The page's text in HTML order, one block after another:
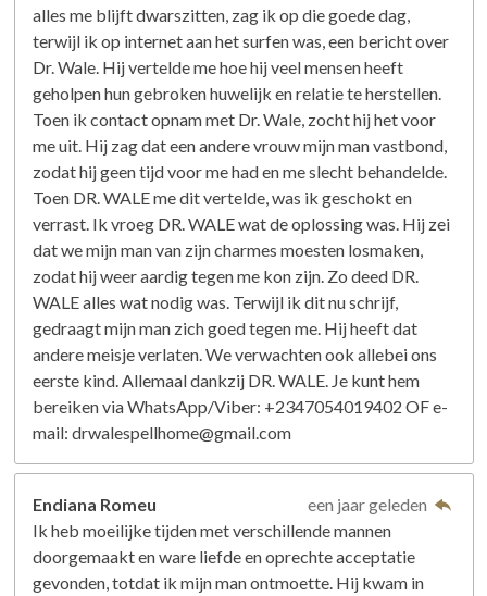
alles me blijft dwarszitten, zag ik op die goede dag,
terwijl ik op internet aan het surfen was, een bericht over
Dr. Wale. Hij vertelde me hoe hij veel mensen heeft
geholpen hun gebroken huwelijk en relatie te herstellen.
Toen ik contact opnam met Dr. Wale, zocht hij het voor
me uit. Hij zag dat een andere vrouw mijn man vastbond,
zodat hij geen tijd voor me had en me slecht behandelde.
Toen DR. WALE me dit vertelde, was ik geschokt en
verrast. Ik vroeg DR. WALE wat de oplossing was. Hij zei
dat we mijn man van zijn charmes moesten losmaken,
zodat hij weer aardig tegen me kon zijn. Zo deed DR.
WALE alles wat nodig was. Terwijl ik dit nu schrijf,
gedraagt ​​mijn man zich goed tegen me. Hij heeft dat
andere meisje verlaten. We verwachten ook allebei ons
eerste kind. Allemaal dankzij DR. WALE. Je kunt hem
bereiken via WhatsApp/Viber: +2347054019402 OF e-
mail: drwalespellhome@gmail.com
Endiana Romeu
een jaar geleden
Ik heb moeilijke tijden met verschillende mannen
doorgemaakt en ware liefde en oprechte acceptatie
gevonden, totdat ik mijn man ontmoette. Hij kwam in